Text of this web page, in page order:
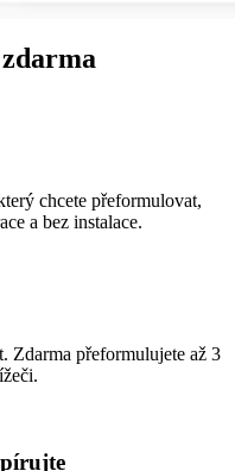
chcete přeformulovat,
a bez instalace.
Zdarma přeformulujete až 3